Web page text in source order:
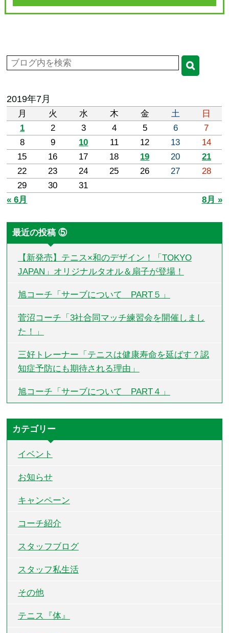
2019年7月
月 火 水 木 金 土
日
1
2 3 4 5 6
7
8
9 10 11 12 13
14
15
16 17 18 19 20
21
22
23 24 25 26 27
28
29
30
31
« 6月
8月 »
最近の投稿 ⑤
【新発売】テニス×和のデザイン！「TOKYO
JAPAN」オリジナルタオル＆扇子が登場！
旭コーチ「サーブについて PART５」
菅沼コーチ「3社合同マッチ練習会を開催しまし
た！」
三好トレーナー「テニスは健康寿命を延ばす？認
知症予防にも期待される理由」
旭コーチ「サーブについて PART４」
カテゴリー
イベント
お知らせ
キャンペーン
コーチ紹介
スタッフブログ
スタッフ私生活
その他
テニス『体』